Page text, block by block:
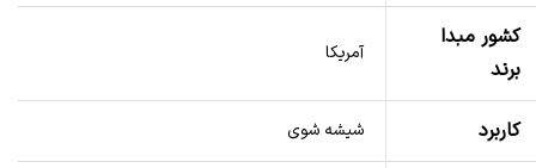
کشور مبدا
برند
آمریکا
کاربرد شیشه شوی